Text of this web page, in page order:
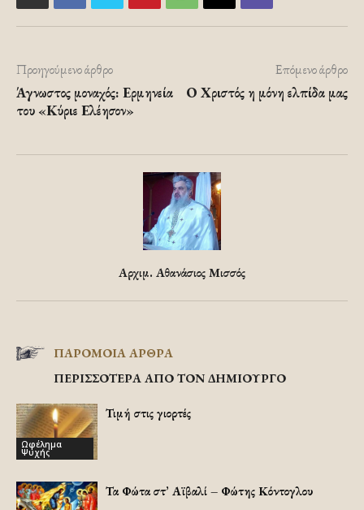
Προηγούμενο άρθρο
Άγνωστος μοναχός: Ερμηνεία
του «Κύριε Ελέησον»
Επόμενο άρθρο
Ο Χριστός η μόνη ελπίδα μας
Αρχιμ. Αθανάσιος Μισσός
ΠΑΡΟΜΟΙΑ ΑΡΘΡΑ
ΠΕΡΙΣΣΟΤΕΡΑ ΑΠΟ ΤΟΝ ΔΗΜΙΟΥΡΓΟ
Ωφέλημα
Ψυχής
Τιμή στις γιορτές
Τα Φώτα στ’ Αϊβαλί – Φώτης Κόντογλου